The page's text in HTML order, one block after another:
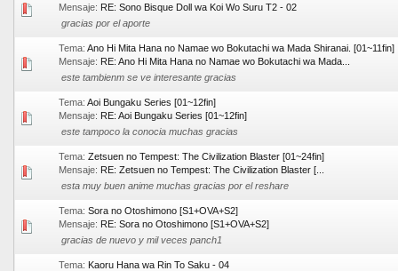
Mensaje: RE: Sono Bisque Doll wa Koi Wo Suru T2 - 02
gracias por el aporte
Tema: Ano Hi Mita Hana no Namae wo Bokutachi wa Mada Shiranai. [01~11fin]
Mensaje: RE: Ano Hi Mita Hana no Namae wo Bokutachi wa Mada...
este tambienm se ve interesante gracias
Tema: Aoi Bungaku Series [01~12fin]
Mensaje: RE: Aoi Bungaku Series [01~12fin]
este tampoco la conocia muchas gracias
Tema: Zetsuen no Tempest: The Civilization Blaster [01~24fin]
Mensaje: RE: Zetsuen no Tempest: The Civilization Blaster [...
esta muy buen anime muchas gracias por el reshare
Tema: Sora no Otoshimono [S1+OVA+S2]
Mensaje: RE: Sora no Otoshimono [S1+OVA+S2]
gracias de nuevo y mil veces panch1
Tema: Kaoru Hana wa Rin To Saku - 04